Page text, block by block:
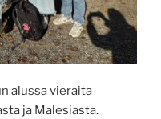
alussa vieraita
ja Malesiasta.